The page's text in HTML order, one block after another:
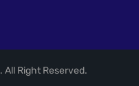
. All Right Reserved.